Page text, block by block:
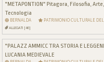
"METAPONTION" Pitagora, Filosofia,
Tecnologia
BERNALDA PATRIMONIO CULTURALE
ALLEGATI [46]
"PALAZZ AMMICC TRA STORIA E
LUCANIA MEDIEVALE